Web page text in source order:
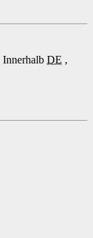
Innerhalb DE ,